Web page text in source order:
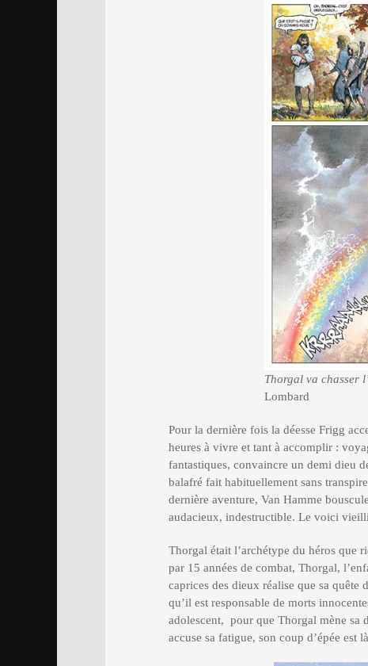
Thorgal va chasser
Lombard
Pour la dernière fois la déesse Frigg
heures à vivre et tant à accomplir :
fantastiques, convaincre un demi dieu
balafré fait habituellement sans
dernière aventure, Van Hamme
audacieux, indestructible. Le voici
Thorgal était l’archétype du héros que
par 15 années de combat, Thorgal,
caprices des dieux réalise que sa
qu’il est responsable de morts
adolescent, pour que Thorgal mène sa
accuse sa fatigue, son coup d’épée est